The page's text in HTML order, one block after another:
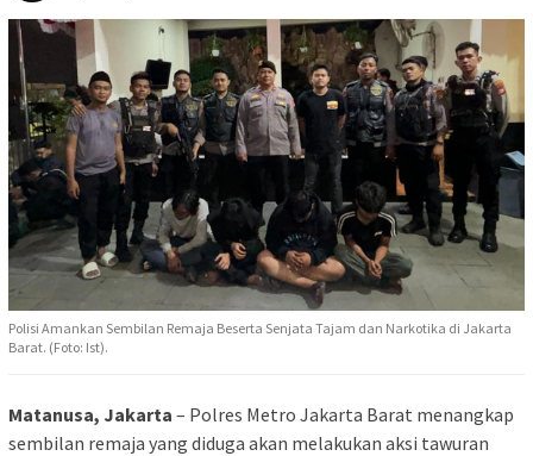
Polisi Amankan Sembilan Remaja Beserta Senjata Tajam dan Narkotika di Jakarta
Barat. (Foto: Ist).
Matanusa, Jakarta – Polres Metro Jakarta Barat menangkap
sembilan remaja yang diduga akan melakukan aksi tawuran